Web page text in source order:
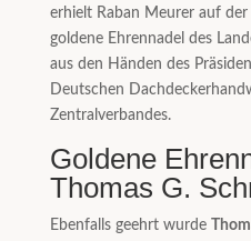
erhielt Raban Meurer auf
goldene Ehrennadel des
aus den Händen des
Deutschen
Zentralverbandes.
Goldene
Thomas G.
Ebenfalls geehrt wurde